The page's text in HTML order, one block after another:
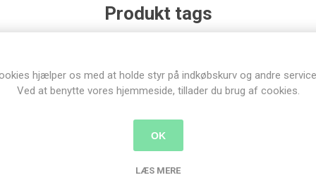
Produkt tags
der har købt denne vare købte
hjælper os med at holde styr på indkøbskurv og andre
Ved at benytte vores hjemmeside, tillader du brug af cookies.
OK
LÆS MERE